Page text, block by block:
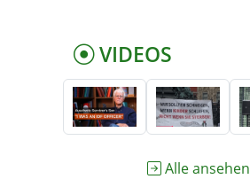
VIDEOS
Alle ansehen